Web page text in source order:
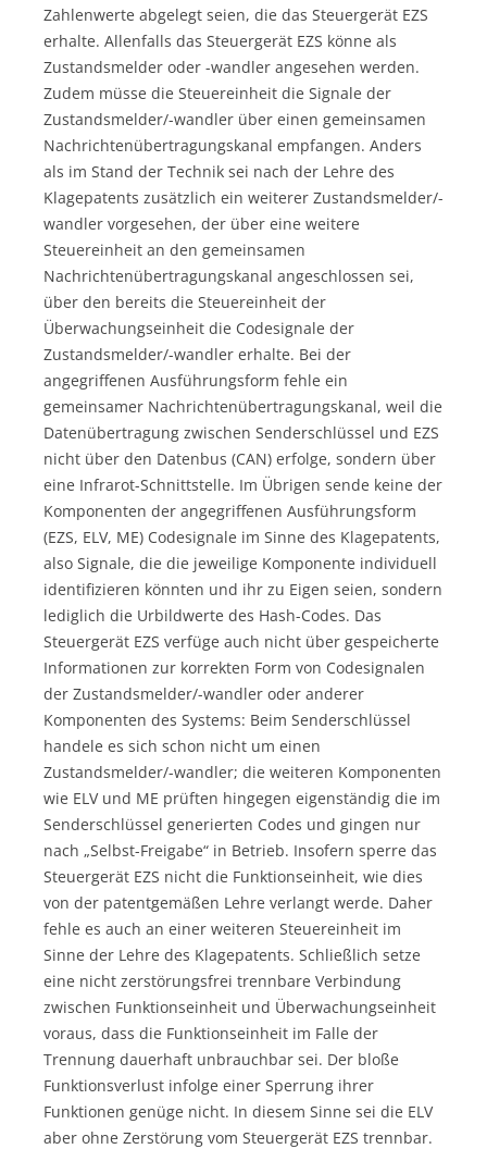
Zahlenwerte abgelegt seien, die das Steuergerät EZS
erhalte. Allenfalls das Steuergerät EZS könne als
Zustandsmelder oder -wandler angesehen werden.
Zudem müsse die Steuereinheit die Signale der
Zustandsmelder/-wandler über einen gemeinsamen
Nachrichtenübertragungskanal empfangen. Anders
als im Stand der Technik sei nach der Lehre des
Klagepatents zusätzlich ein weiterer Zustandsmelder/-
wandler vorgesehen, der über eine weitere
Steuereinheit an den gemeinsamen
Nachrichtenübertragungskanal angeschlossen sei,
über den bereits die Steuereinheit der
Überwachungseinheit die Codesignale der
Zustandsmelder/-wandler erhalte. Bei der
angegriffenen Ausführungsform fehle ein
gemeinsamer Nachrichtenübertragungskanal, weil die
Datenübertragung zwischen Senderschlüssel und EZS
nicht über den Datenbus (CAN) erfolge, sondern über
eine Infrarot-Schnittstelle. Im Übrigen sende keine der
Komponenten der angegriffenen Ausführungsform
(EZS, ELV, ME) Codesignale im Sinne des Klagepatents,
also Signale, die die jeweilige Komponente individuell
identifizieren könnten und ihr zu Eigen seien, sondern
lediglich die Urbildwerte des Hash-Codes. Das
Steuergerät EZS verfüge auch nicht über gespeicherte
Informationen zur korrekten Form von Codesignalen
der Zustandsmelder/-wandler oder anderer
Komponenten des Systems: Beim Senderschlüssel
handele es sich schon nicht um einen
Zustandsmelder/-wandler; die weiteren Komponenten
wie ELV und ME prüften hingegen eigenständig die im
Senderschlüssel generierten Codes und gingen nur
nach „Selbst-Freigabe“ in Betrieb. Insofern sperre das
Steuergerät EZS nicht die Funktionseinheit, wie dies
von der patentgemäßen Lehre verlangt werde. Daher
fehle es auch an einer weiteren Steuereinheit im
Sinne der Lehre des Klagepatents. Schließlich setze
eine nicht zerstörungsfrei trennbare Verbindung
zwischen Funktionseinheit und Überwachungseinheit
voraus, dass die Funktionseinheit im Falle der
Trennung dauerhaft unbrauchbar sei. Der bloße
Funktionsverlust infolge einer Sperrung ihrer
Funktionen genüge nicht. In diesem Sinne sei die ELV
aber ohne Zerstörung vom Steuergerät EZS trennbar.